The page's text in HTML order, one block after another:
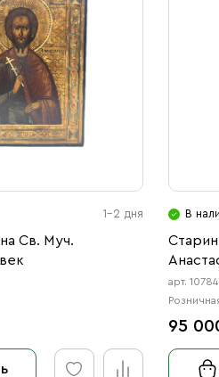
1-2 дня
Св. Муч.
В
арт.
95